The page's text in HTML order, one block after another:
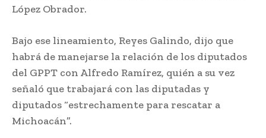
López Obrador.
Bajo ese lineamiento, Reyes Galindo, dijo que
habrá de manejarse la relación de los diputados
del GPPT con Alfredo Ramírez, quién a su vez
señaló que trabajará con las diputadas y
diputados “estrechamente para rescatar a
Michoacán”.